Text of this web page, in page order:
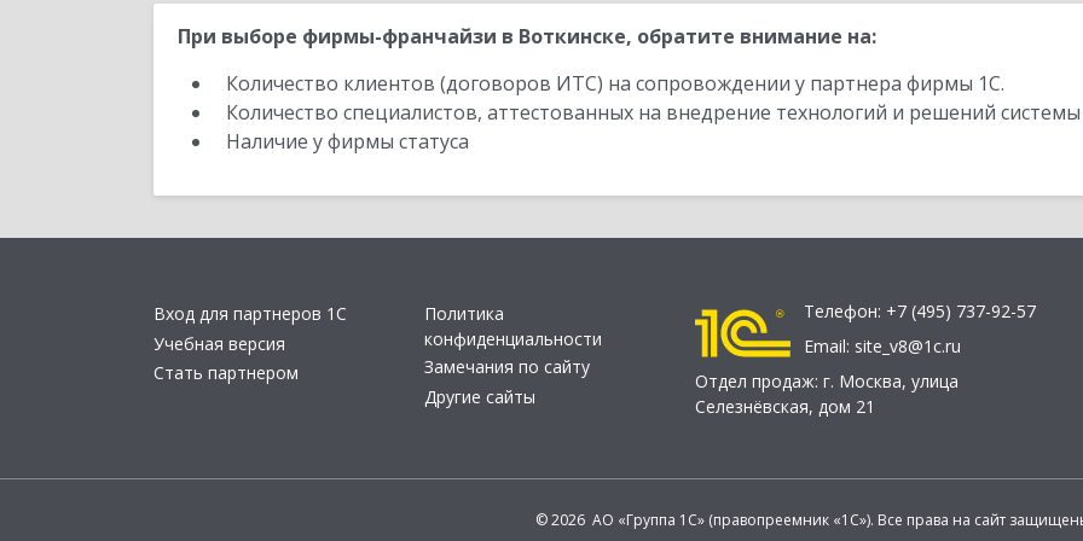
При выборе фирмы-франчайзи в Воткинске, обратите внимание на:
Количество клиентов (договоров ИТС) на сопровождении у партнера фирмы 1С.
Количество специалистов, аттестованных на внедрение технологий и решений
Наличие у фирмы статуса
Вход для партнеров 1С
Учебная версия
Стать партнером
Политика
конфиденциальности
Замечания по сайту
Другие сайты
Телефон: +7 (495) 737-92-57
Email: site_v8@1c.ru
Отдел продаж: г. Москва, улица
Селезнёвская, дом 21
© 2026 АО «Группа 1С» (правопреемник «1С»). Все права на сайт